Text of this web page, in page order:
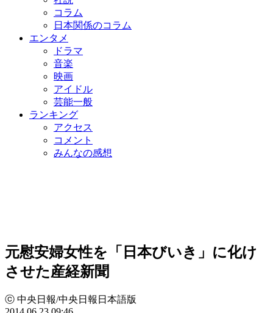
コラム
日本関係のコラム
エンタメ
ドラマ
音楽
映画
アイドル
芸能一般
ランキング
アクセス
コメント
みんなの感想
元慰安婦女性を「日本びいき」に化け
させた産経新聞
ⓒ 中央日報/中央日報日本語版